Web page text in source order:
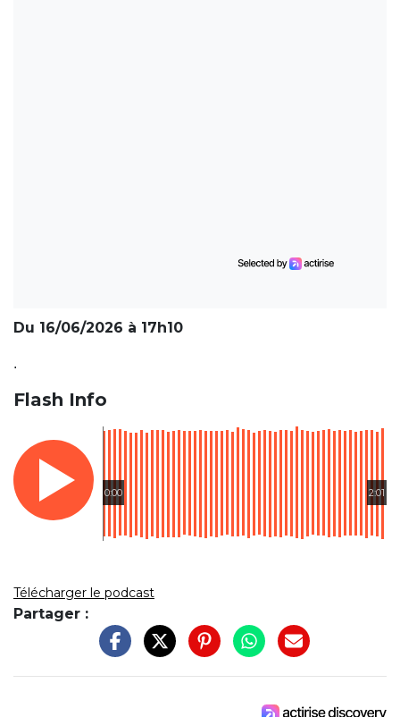
Du 16/06/2026 à 17h10
.
Flash Info
0:00 2:01
Télécharger le podcast
Partager :